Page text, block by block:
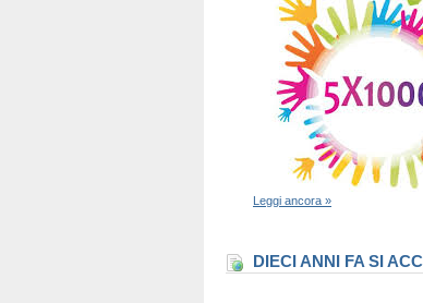
Leggi ancora »
DIECI ANNI FA SI